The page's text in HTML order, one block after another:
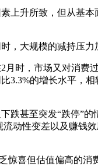
升所致，但从基
大规模的减持压力
，市场又对消费
的增长水平，
甚至突发“跌停”
动性变差以及赚钱
但估值偏高的消